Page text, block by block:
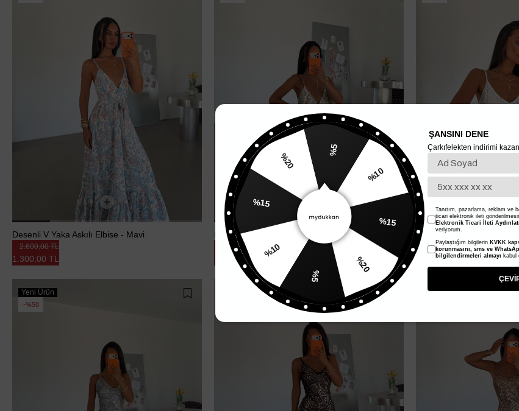
Desenli V Yaka Askılı Elbise - Mavi
1.300,00 TL
2.600,00 TL
Desenli V Yaka Askılı Elbise - Yeşil
1.300,00 TL
2.600,00 TL
Askılı Pul Payet Elbise -
800,00 TL
1.600,00 TL
Yeni Ürün
%50
Yeni Ürün
%5
%10
%15
%20
%5
%10
%15
%20
ŞANSINI DENE
Çarkıfelekten indirimi
Tanıtım, pazarlama, reklam ve
ticari elektronik ileti
Elektronik Ticari İleti
veriyorum.
Paylaştığım bilgilerin KVKK
korunmasını, sms ve
bilgilendirmeleri almayı kabul